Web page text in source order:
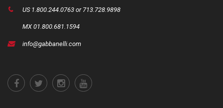
US 1.800.244.0763 or 713.728.9898
MX 01.800.681.1594
info@gabbanelli.com